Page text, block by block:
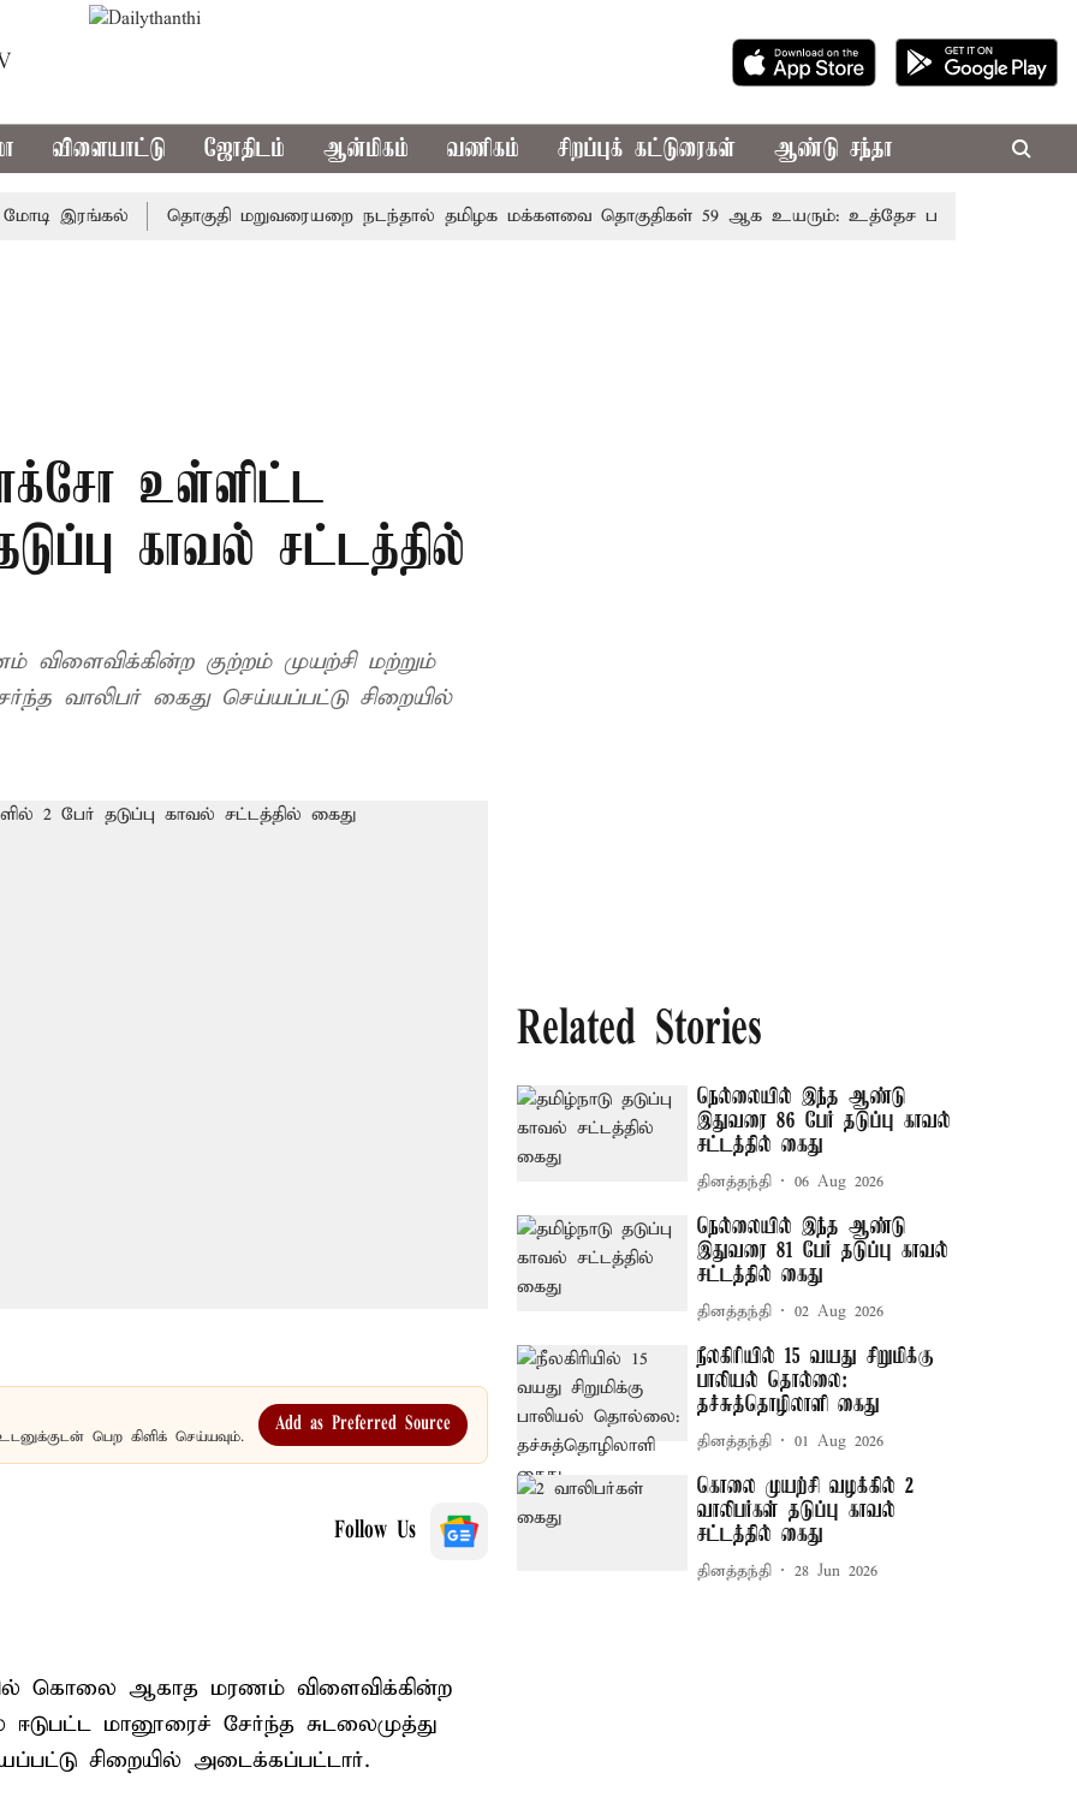
விளையாட்டு ஜோதிடம் ஆன்மிகம் வணிகம் சிறப்புக் கட்டுரைகள் ஆண்டு சந்தா
இரங்கல் தொகுதி மறுவரையறை நடந்தால் தமிழக மக்களவை தொகுதிகள் 59 ஆக உயரும்: உத்தேச பட்டியல் இதோ!
உள்ளிட்ட
காவல் சட்டத்தில்
குற்றம் முயற்சி மற்றும்
வாலிபர் கைது செய்யப்பட்டு சிறையில்
பெற கிளிக் செய்யவும்.
Add as Preferred Source
Follow Us
கொலை ஆகாத மரணம் விளைவிக்கின்ற
ஈடுபட்ட மானூரைச் சேர்ந்த சுடலைமுத்து
சிறையில் அடைக்கப்பட்டார்.
Related Stories
நெல்லையில் இந்த ஆண்டு
இதுவரை 86 பேர் தடுப்பு காவல்
சட்டத்தில் கைது
தினத்தந்தி 06 Aug 2026
நெல்லையில் இந்த ஆண்டு
இதுவரை 81 பேர் தடுப்பு காவல்
சட்டத்தில் கைது
தினத்தந்தி 02 Aug 2026
நீலகிரியில் 15 வயது சிறுமிக்கு
பாலியல் தொல்லை:
தச்சுத்தொழிலாளி கைது
தினத்தந்தி 01 Aug 2026
கொலை முயற்சி வழக்கில் 2
வாலிபர்கள் தடுப்பு காவல்
சட்டத்தில் கைது
தினத்தந்தி 28 Jun 2026